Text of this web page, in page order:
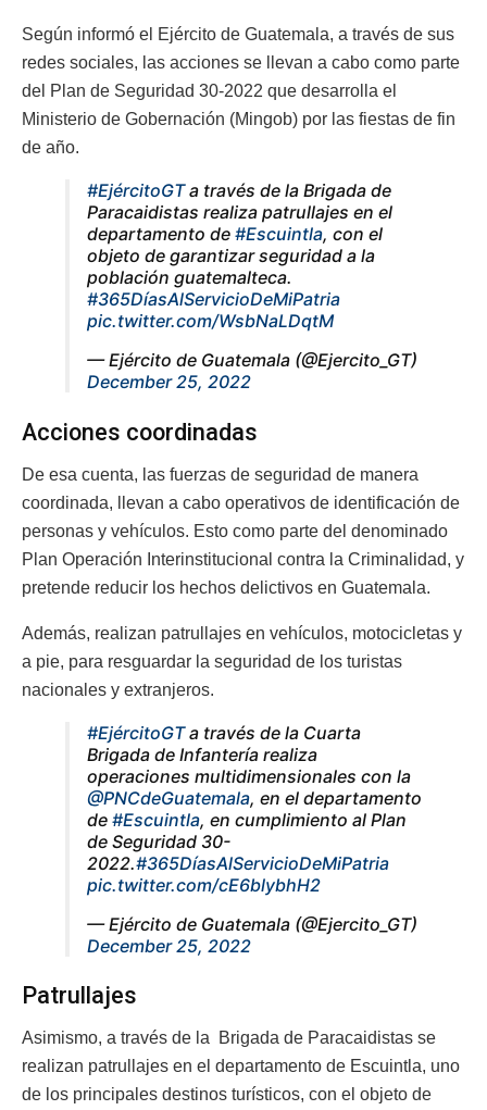
Según informó el Ejército de Guatemala, a través de sus
redes sociales, las acciones se llevan a cabo como parte
del Plan de Seguridad 30-2022 que desarrolla el
Ministerio de Gobernación (Mingob) por las fiestas de fin
de año.
#EjércitoGTa través de la Brigada de
Paracaidistas realiza patrullajes en el
departamento de #Escuintla, con el
objeto de garantizar seguridad a la
población guatemalteca.
#365DíasAlServicioDeMiPatria
pic.twitter.com/WsbNaLDqtM
— Ejército de Guatemala (@Ejercito_GT)
December 25, 2022
Acciones coordinadas
De esa cuenta, las fuerzas de seguridad de manera
coordinada, llevan a cabo operativos de identificación de
personas y vehículos. Esto como parte del denominado
Plan Operación Interinstitucional contra la Criminalidad, y
pretende reducir los hechos delictivos en Guatemala.
Además, realizan patrullajes en vehículos, motocicletas y
a pie, para resguardar la seguridad de los turistas
nacionales y extranjeros.
#EjércitoGTa través de la Cuarta
Brigada de Infantería realiza
operaciones multidimensionales con la
@PNCdeGuatemala, en el departamento
de #Escuintla, en cumplimiento al Plan
de Seguridad 30-
2022.#365DíasAlServicioDeMiPatria
pic.twitter.com/cE6blybhH2
— Ejército de Guatemala (@Ejercito_GT)
December 25, 2022
Patrullajes
Asimismo, a través de la
Brigada de Paracaidistas se
realizan patrullajes en el departamento de Escuintla, uno
de los principales destinos turísticos, con el objeto de